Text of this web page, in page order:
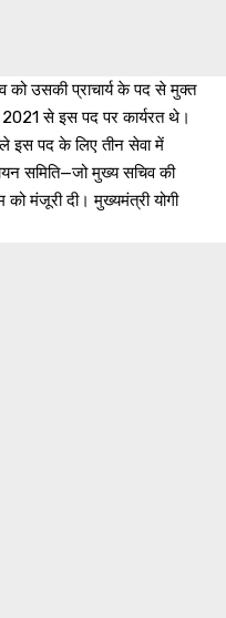
उसकी प्राचार्य के पद से मुक्त
2021 से इस पद पर कार्यरत थे।
इस पद के लिए तीन सेवा में
समिति—जो मुख्य सचिव की
को मंजूरी दी। मुख्यमंत्री योगी